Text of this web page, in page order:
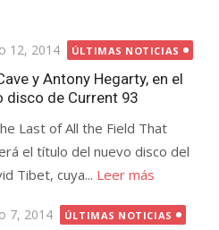
12, 2014 ÚLTIMAS NOTICIAS
y Antony Hegarty, en el
disco de Current 93
Last of All the Field That
el título del nuevo disco del
Tibet, cuya... Leer más
7, 2014 ÚLTIMAS NOTICIAS